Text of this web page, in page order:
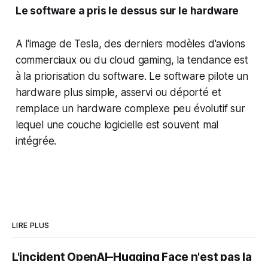
Le software a pris le dessus sur le hardware
A l'image de Tesla, des derniers modèles d'avions
commerciaux ou du cloud gaming, la tendance est
à la priorisation du software. Le software pilote un
hardware plus simple, asservi ou déporté et
remplace un hardware complexe peu évolutif sur
lequel une couche logicielle est souvent mal
intégrée.
LIRE PLUS
L'incident OpenAI–Hugging Face n'est pas la